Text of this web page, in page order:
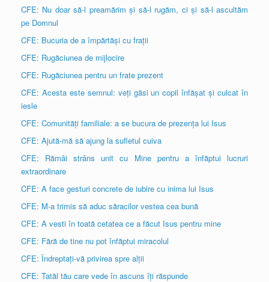
CFE: Nu doar să-l preamărim și să-l rugăm, ci și să-l ascultăm
pe Domnul
CFE: Bucuria de a împărtăși cu frații
CFE: Rugăciunea de mijlocire
CFE: Rugăciunea pentru un frate prezent
CFE: Acesta este semnul: veți găsi un copil înfășat și culcat în
iesle
CFE: Comunități familiale: a se bucura de prezența lui Isus
CFE: Ajută-mă să ajung la sufletul cuiva
CFE: Rămâi strâns unit cu Mine pentru a înfăptui lucruri
extraordinare
CFE: A face gesturi concrete de iubire cu inima lui Isus
CFE: M-a trimis să aduc săracilor vestea cea bună
CFE: A vesti în toată cetatea ce a făcut Isus pentru mine
CFE: Fără de tine nu pot înfăptui miracolul
CFE: Îndreptați-vă privirea spre alții
CFE: Tatăl tău care vede în ascuns îți răspunde